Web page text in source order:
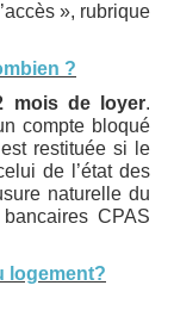
», rubrique
?
mois de loyer.
compte bloqué
restituée si le
de l’état des
naturelle du
CPAS
logement?